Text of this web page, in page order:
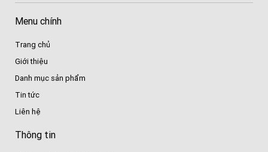
Menu chính
Trang chủ
Giới thiệu
Danh mục sản phẩm
Tin tức
Liên hệ
Thông tin